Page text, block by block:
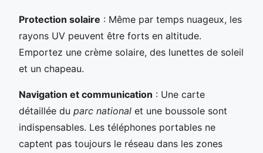
Protection solaire : Même par temps nuageux, les
rayons UV peuvent être forts en altitude.
Emportez une crème solaire, des lunettes de soleil
et un chapeau.
Navigation et communication : Une carte
détaillée du parc national et une boussole sont
indispensables. Les téléphones portables ne
captent pas toujours le réseau dans les zones